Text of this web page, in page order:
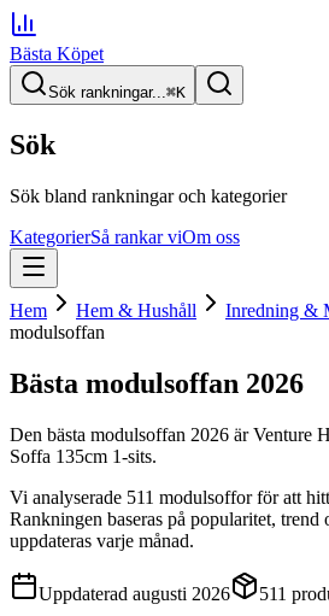
Bästa Köpet
Sök rankningar...⌘K
Sök
Sök bland rankningar och kategorier
KategorierSå rankar viOm oss
Hem Hem & Hushåll Inredning &
modulsoffan
Bästa modulsoffan 2026
Den bästa modulsoffan 2026 ärVenture
Soffa 135cm 1-sits.
Vi analyserade 511 modulsofforför att
Rankningen baseras på popularitet, trend
uppdateras varje månad.
Uppdaterad augusti 2026 511